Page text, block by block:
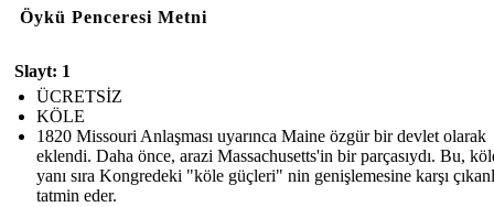
Öykü Penceresi Metni
Slayt: 1
ÜCRETSİZ
KÖLE
1820 Missouri Anlaşması uyarınca Maine özgür bir devlet olarak
eklendi. Daha önce, arazi Massachusetts'in bir parçasıydı. Bu,
yanı sıra Kongredeki "köle güçleri" nin genişlemesine karşı
tatmin eder.